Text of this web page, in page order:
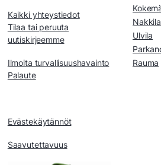
Kaikki yhteystiedot
Tilaa tai peruuta
uutiskirjeemme
Ilmoita turvallisuushavainto
Palaute
Evästekäytännöt
Saavutettavuus
Nakkila
Ulvila
Rauma